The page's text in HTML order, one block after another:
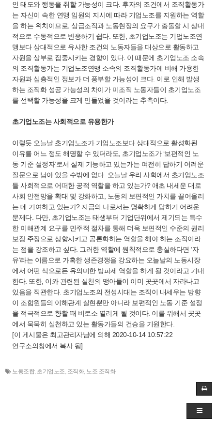
인 태도와 행동을 취할 가능성이 크다. 후자의 조건에서 조직활동가
는 자신이 속한 연맹 임원의 지시에 따라 기업노조를 지원하는 역할
을 하는 위치이므로, 상급조직과 노동현장의 요구가 충돌할 시 상대
적으로 수동적으로 반응하기 쉽다. 또한, 초기업노조는 기업노조연
맹보다 상대적으로 유사한 조건의 노동자들을 대상으로 활동하고
자원을 상부로 집중시키는 경향이 있다. 이 때문에 초기업노조 소속
의 조직활동가는 기업노조연맹 소속의 조직활동가에 비해 가용한
자원과 심층적인 정보가 더 풍부할 가능성이 크다. 이로 인해 발생
하는 조직화 성공 가능성의 차이가 미조직 노동자들이 초기업노조
를 선택할 가능성을 크게 만들었을 것이라는 추측이다.
초기업노조는 사회적으로 유용한가
이렇듯 오늘날 초기업노조가 기업노조보다 상대적으로 활성화된
이유를 어느 정도 해명할 수 있더라도, 초기업노조가 ‘보편적인 노
동 기준 설정자’로서 실제 기능하고 있는가는 여전히 답하기 어려운
질문으로 남아 있을 수밖에 없다. 오늘날 우리 사회에서 초기업노조
들 사회적으로 어떠한 공적 역할을 하고 있는가? 애초 내세운 대로
사회 안전망을 확대 및 강화하고, 노동의 보편적인 가치를 끌어올리
는 데 기여하고 있는가? 지금의 나로서는 명확하게 답하기 어려운
문제다. 다만, 초기업노조는 태생부터 기업단위에서 제기되는 특수
한 이해관계 요구를 민주적 절차를 통해 더욱 보편적인 수준의 권리
보장 주장으로 상향시키고 공론화하는 역할을 해야 하는 조직이라
는 점을 강조하고 싶다. 그러한 역할에 원칙적으로 충실하다면 ‘자
유’라는 이름으로 가혹한 생존경쟁을 강요하는 오늘날의 노동시장
에서 어떤 식으로든 유의미한 방파제 역할을 하게 될 것이라고 기대
한다. 또한, 이와 관련된 실천의 맹아들이 이미 곳곳에서 자라나고
있음을 직관한다. 초기업노조의 전성시대는 조직이 내세우는 방향
이 조합원들의 이해관계 실현뿐만 아니라 보편적인 노동 기준 설정
을 적극적으로 향할 때 비로소 열리게 될 것이다. 이를 위해서 곳곳
에서 묵묵히 실천하고 있는 활동가들의 건승을 기원한다.
[이 게시물은 최고관리자님에 의해 2020-10-14 10:57:22
연구소의창에서 복사 됨]
노동조합, 초기업노조, 조직화, 노조 조직화